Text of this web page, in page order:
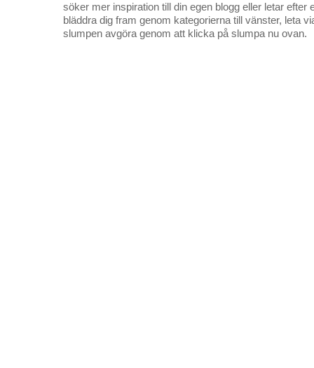
söker mer inspiration till din egen blogg eller letar efter
bläddra dig fram genom kategorierna till vänster, leta
slumpen avgöra genom att klicka på slumpa nu ovan.